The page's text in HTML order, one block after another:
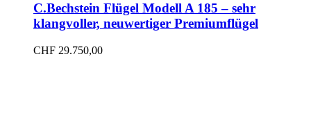
C.Bechstein Flügel Modell A 185 – sehr
klangvoller, neuwertiger Premiumflügel
CHF 29.750,00